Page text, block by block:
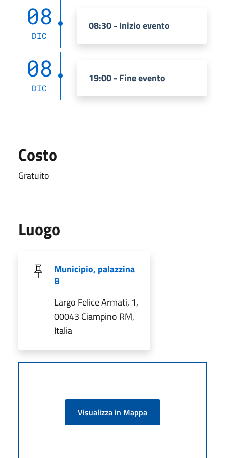
08
DIC
08:30 - Inizio evento
08
DIC
19:00 - Fine evento
Costo
Gratuito
Luogo
Municipio, palazzina
B
Largo Felice Armati, 1,
00043 Ciampino RM,
Italia
Visualizza in Mappa